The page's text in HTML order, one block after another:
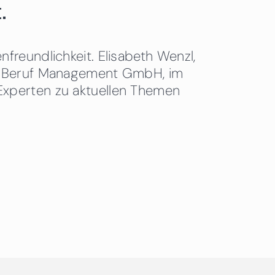
Elisabeth Wenzl,
Management GmbH, im
zu aktuellen Themen